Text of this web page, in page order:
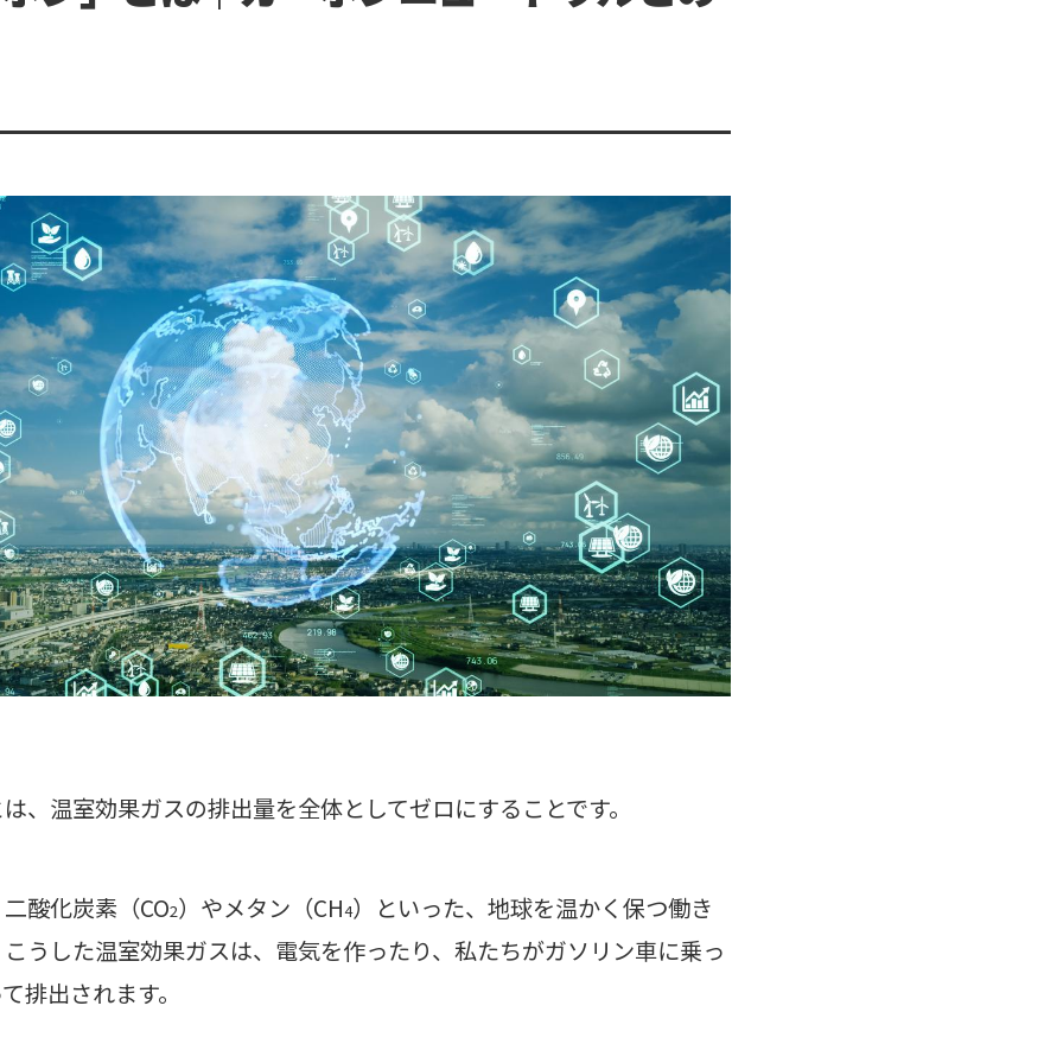
、温室効果ガスの排出量を全体としてゼロにすることです。
酸化炭素（CO2）やメタン（CH4）といった、地球を温かく保つ働き
うした温室効果ガスは、電気を作ったり、私たちがガソリン車に乗っ
排出されます。